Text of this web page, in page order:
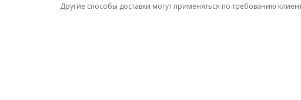
Другие способы доставки могут применяться по требованию